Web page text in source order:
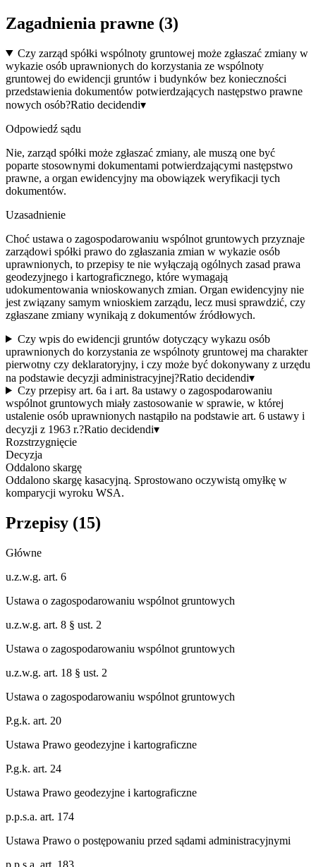
Zagadnienia prawne (3)
Czy zarząd spółki wspólnoty gruntowej może zgłaszać zmiany w
wykazie osób uprawnionych do korzystania ze wspólnoty
gruntowej do ewidencji gruntów i budynków bez konieczności
przedstawienia dokumentów potwierdzających następstwo prawne
nowych osób?Ratio decidendi▾
Odpowiedź sądu
Nie, zarząd spółki może zgłaszać zmiany, ale muszą one być
poparte stosownymi dokumentami potwierdzającymi następstwo
prawne, a organ ewidencyjny ma obowiązek weryfikacji tych
dokumentów.
Uzasadnienie
Choć ustawa o zagospodarowaniu wspólnot gruntowych przyznaje
zarządowi spółki prawo do zgłaszania zmian w wykazie osób
uprawnionych, to przepisy te nie wyłączają ogólnych zasad prawa
geodezyjnego i kartograficznego, które wymagają
udokumentowania wnioskowanych zmian. Organ ewidencyjny nie
jest związany samym wnioskiem zarządu, lecz musi sprawdzić, czy
zgłaszane zmiany wynikają z dokumentów źródłowych.
Czy wpis do ewidencji gruntów dotyczący wykazu osób
uprawnionych do korzystania ze wspólnoty gruntowej ma charakter
pierwotny czy deklaratoryjny, i czy może być dokonywany z urzędu
na podstawie decyzji administracyjnej?Ratio decidendi▾
Czy przepisy art. 6a i art. 8a ustawy o zagospodarowaniu
wspólnot gruntowych miały zastosowanie w sprawie, w której
ustalenie osób uprawnionych nastąpiło na podstawie art. 6 ustawy i
decyzji z 1963 r.?Ratio decidendi▾
Rozstrzygnięcie
Decyzja
Oddalono skargę
Oddalono skargę kasacyjną. Sprostowano oczywistą omyłkę w
komparycji wyroku WSA.
Przepisy (15)
Główne
u.z.w.g. art. 6
Ustawa o zagospodarowaniu wspólnot gruntowych
u.z.w.g. art. 8 § ust. 2
Ustawa o zagospodarowaniu wspólnot gruntowych
u.z.w.g. art. 18 § ust. 2
Ustawa o zagospodarowaniu wspólnot gruntowych
P.g.k. art. 20
Ustawa Prawo geodezyjne i kartograficzne
P.g.k. art. 24
Ustawa Prawo geodezyjne i kartograficzne
p.p.s.a. art. 174
Ustawa Prawo o postępowaniu przed sądami administracyjnymi
p.p.s.a. art. 183